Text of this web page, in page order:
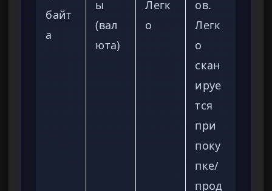
байт
а
ы
(вал
юта)
Легк
о
ов.
Легк
о
скан
ируе
тся
при
поку
пке/
прод